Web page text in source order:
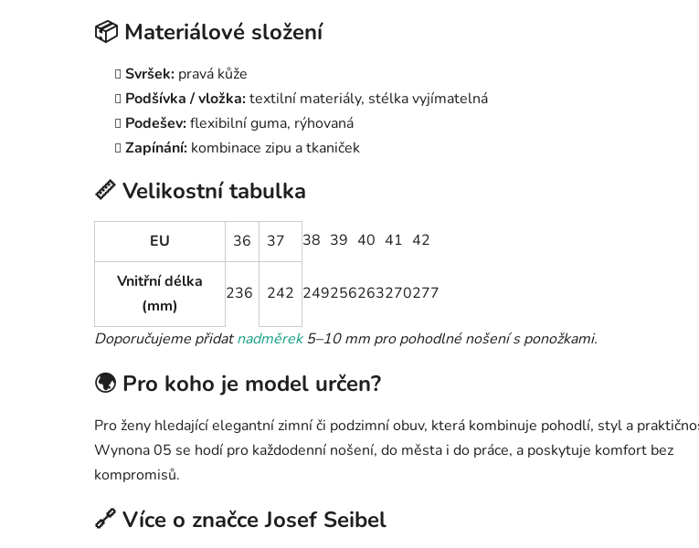
📦 Materiálové složení
Svršek: pravá kůže
Podšívka / vložka:textilní materiály, stélka vyjímatelná
Podešev:flexibilní guma, rýhovaná
Zapínání: kombinace zipu a tkaniček
📏 Velikostní tabulka
EU 36 37 38 39 40 41 42
Vnitřní délka
(mm)
236 242 249256263270277
Doporučujeme přidatnadměrek5–10 mm pro pohodlné nošení s ponožkami.
🌍 Pro koho je model určen?
Pro ženy hledající elegantní zimní či podzimní obuv, která kombinuje pohodlí, styl a
Wynona 05 se hodí pro každodenní nošení, do města i do práce, a poskytuje komfort bez
kompromisů.
🔗 Více o značce Josef Seibel